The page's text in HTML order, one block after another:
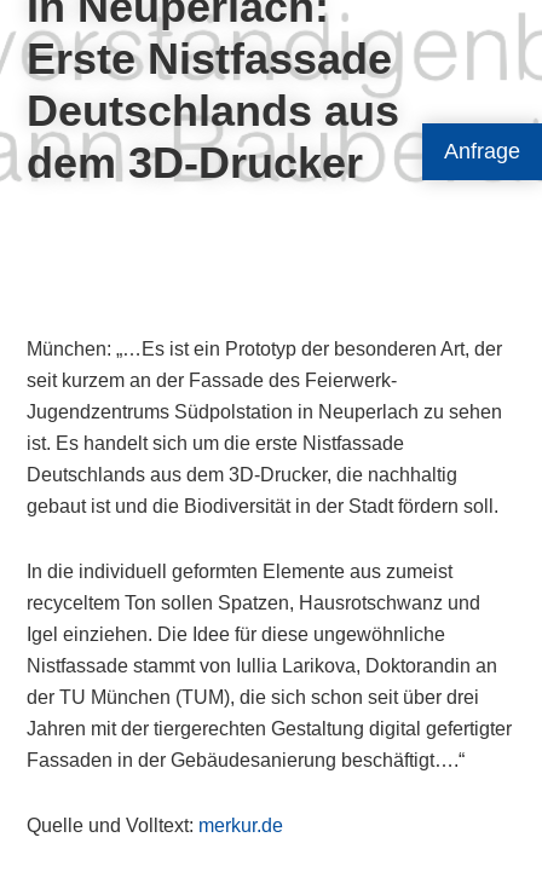
Anfrage
Erste Nistfassade
Deutschlands aus
dem 3D-Drucker
München: „…Es ist ein Prototyp der besonderen Art, der
seit kurzem an der Fassade des Feierwerk-
Jugendzentrums Südpolstation in Neuperlach zu sehen
ist. Es handelt sich um die erste Nistfassade
Deutschlands aus dem 3D-Drucker, die nachhaltig
gebaut ist und die Biodiversität in der Stadt fördern soll.
In die individuell geformten Elemente aus zumeist
recyceltem Ton sollen Spatzen, Hausrotschwanz und
Igel einziehen. Die Idee für diese ungewöhnliche
Nistfassade stammt von Iullia Larikova, Doktorandin an
der TU München (TUM), die sich schon seit über drei
Jahren mit der tiergerechten Gestaltung digital gefertigter
Fassaden in der Gebäudesanierung beschäftigt….“
Quelle und Volltext: merkur.de